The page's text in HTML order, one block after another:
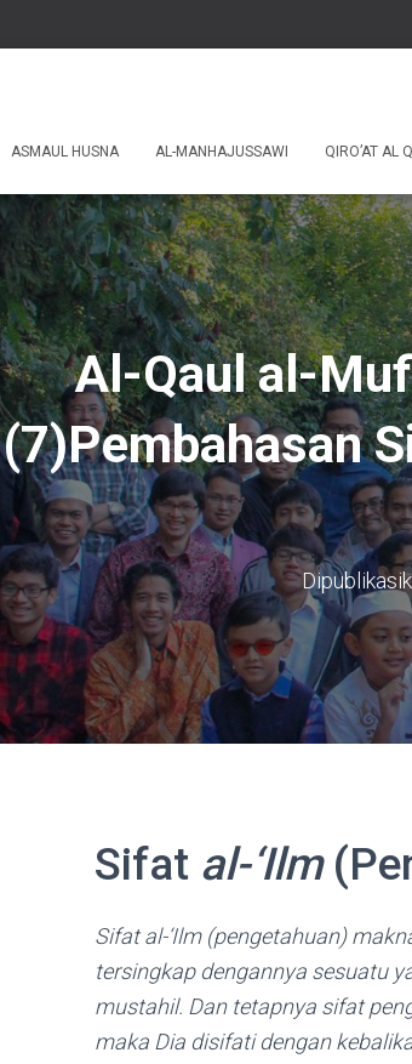
ASMAUL HUSNA AL-MANHAJUSSAWI QIRO’AT AL
Al-Qaul al-
(7)Pembahasan
Sifat al-‘Ilm
Sifat al-‘Ilm (pengetahuan)
tersingkap dengannya sesuatu
mustahil. Dan tetapnya sifat
maka Dia disifati dengan